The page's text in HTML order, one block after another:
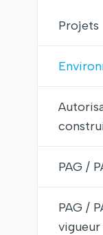
Projets
PAG /
PAG /
vigueur